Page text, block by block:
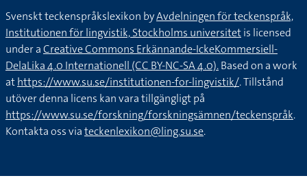
Svenskt teckenspråkslexikon byAvdelningen för teckenspråk,
Institutionen för lingvistik, Stockholms universitetis licensed
under aCreative Commons Erkännande-IckeKommersiell-
DelaLika 4.0 Internationell (CC BY-NC-SA 4.0).Based on a work
athttps://www.su.se/institutionen-for-lingvistik/. Tillstånd
utöver denna licens kan vara tillgängligt på
https://www.su.se/forskning/forskningsämnen/teckenspråk.
Kontakta oss viateckenlexikon@ling.su.se.